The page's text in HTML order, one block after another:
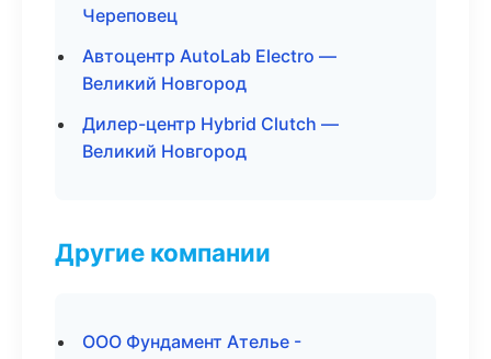
Череповец
Автоцентр AutoLab Electro —
Великий Новгород
Дилер-центр Hybrid Clutch —
Великий Новгород
Другие компании
ООО Фундамент Ателье -